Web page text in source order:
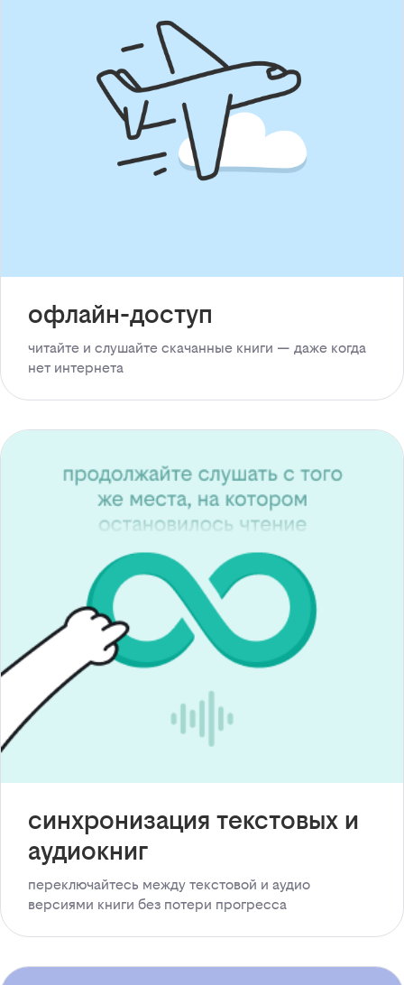
офлайн-доступ
читайте и слушайте скачанные книги — даже когда
нет интернета
синхронизация текстовых и
аудиокниг
переключайтесь между текстовой и аудио
версиями книги без потери прогресса